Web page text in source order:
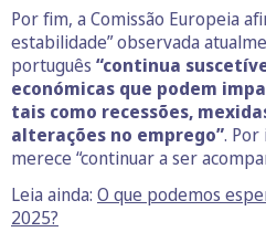
Por fim, a Comissão Europeia
estabilidade” observada
português “continua
económicas que podem
tais como recessões,
alterações no emprego”. Por
merece “continuar a ser
Leia ainda: O que podemos
2025?